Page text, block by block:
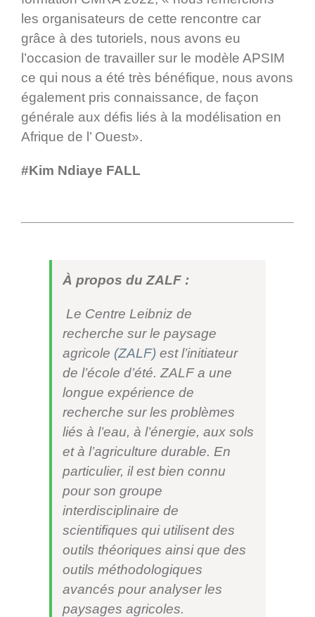
les organisateurs de cette rencontre car
grâce à des tutoriels, nous avons eu
l’occasion de travailler sur le modèle APSIM
ce qui nous a été très bénéfique, nous avons
également pris connaissance, de façon
générale aux défis liés à la modélisation en
Afrique de l’ Ouest».
#Kim Ndiaye FALL
À propos du ZALF :
Le Centre Leibniz de
recherche sur le paysage
agricole (ZALF) est l’initiateur
de l’école d’été. ZALF a une
longue expérience de
recherche sur les problèmes
liés à l’eau, à l’énergie, aux sols
et à l’agriculture durable. En
particulier, il est bien connu
pour son groupe
interdisciplinaire de
scientifiques qui utilisent des
outils théoriques ainsi que des
outils méthodologiques
avancés pour analyser les
paysages agricoles.